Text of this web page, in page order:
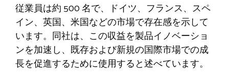
従業員は約 500 名で、ドイツ、フランス、スペ
イン、英国、米国などの市場で存在感を示して
います。同社は、この収益を製品イノベーショ
ンを加速し、既存および新規の国際市場での成
長を促進するために使用すると述べています。